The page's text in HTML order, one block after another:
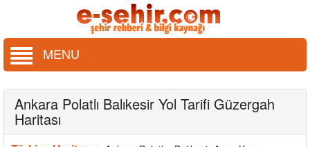
MENU
Ankara Polatlı Balıkesir Yol Tarifi Güzergah
Haritası